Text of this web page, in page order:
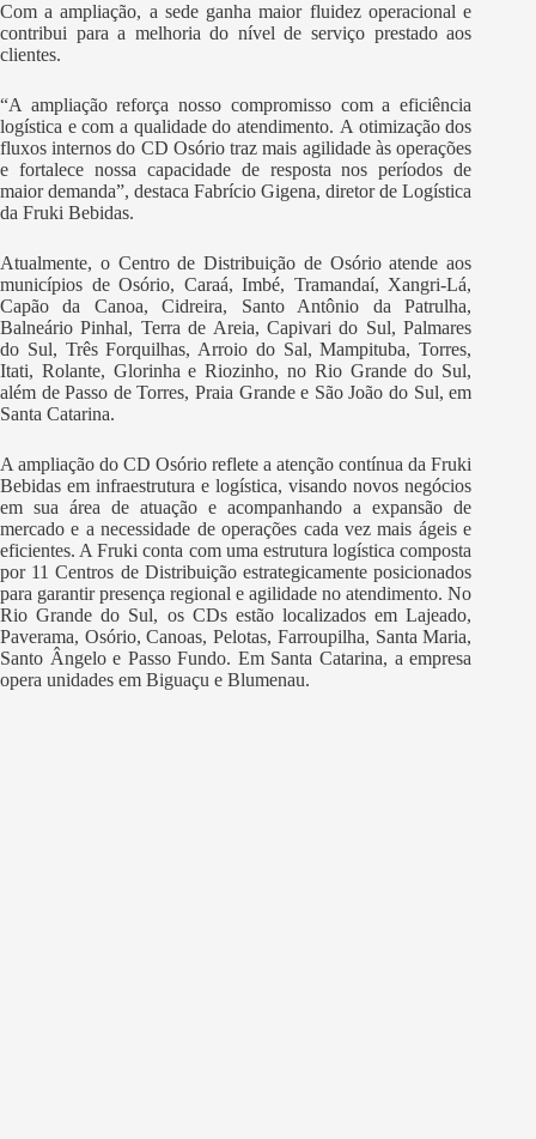
Com a ampliação, a sede ganha maior fluidez operacional e
contribui para a melhoria do nível de serviço prestado aos
clientes.
“A ampliação reforça nosso compromisso com a eficiência
logística e com a qualidade do atendimento. A otimização dos
fluxos internos do CD Osório traz mais agilidade às operações
e fortalece nossa capacidade de resposta nos períodos de
maior demanda”, destaca Fabrício Gigena, diretor de Logística
da Fruki Bebidas.
Atualmente, o Centro de Distribuição de Osório atende aos
municípios de Osório, Caraá, Imbé, Tramandaí, Xangri-Lá,
Capão da Canoa, Cidreira, Santo Antônio da Patrulha,
Balneário Pinhal, Terra de Areia, Capivari do Sul, Palmares
do Sul, Três Forquilhas, Arroio do Sal, Mampituba, Torres,
Itati, Rolante, Glorinha e Riozinho, no Rio Grande do Sul,
além de Passo de Torres, Praia Grande e São João do Sul, em
Santa Catarina.
A ampliação do CD Osório reflete a atenção contínua da Fruki
Bebidas em infraestrutura e logística, visando novos negócios
em sua área de atuação e acompanhando a expansão de
mercado e a necessidade de operações cada vez mais ágeis e
eficientes. A Fruki conta com uma estrutura logística composta
por 11 Centros de Distribuição estrategicamente posicionados
para garantir presença regional e agilidade no atendimento. No
Rio Grande do Sul, os CDs estão localizados em Lajeado,
Paverama, Osório, Canoas, Pelotas, Farroupilha, Santa Maria,
Santo Ângelo e Passo Fundo. Em Santa Catarina, a empresa
opera unidades em Biguaçu e Blumenau.